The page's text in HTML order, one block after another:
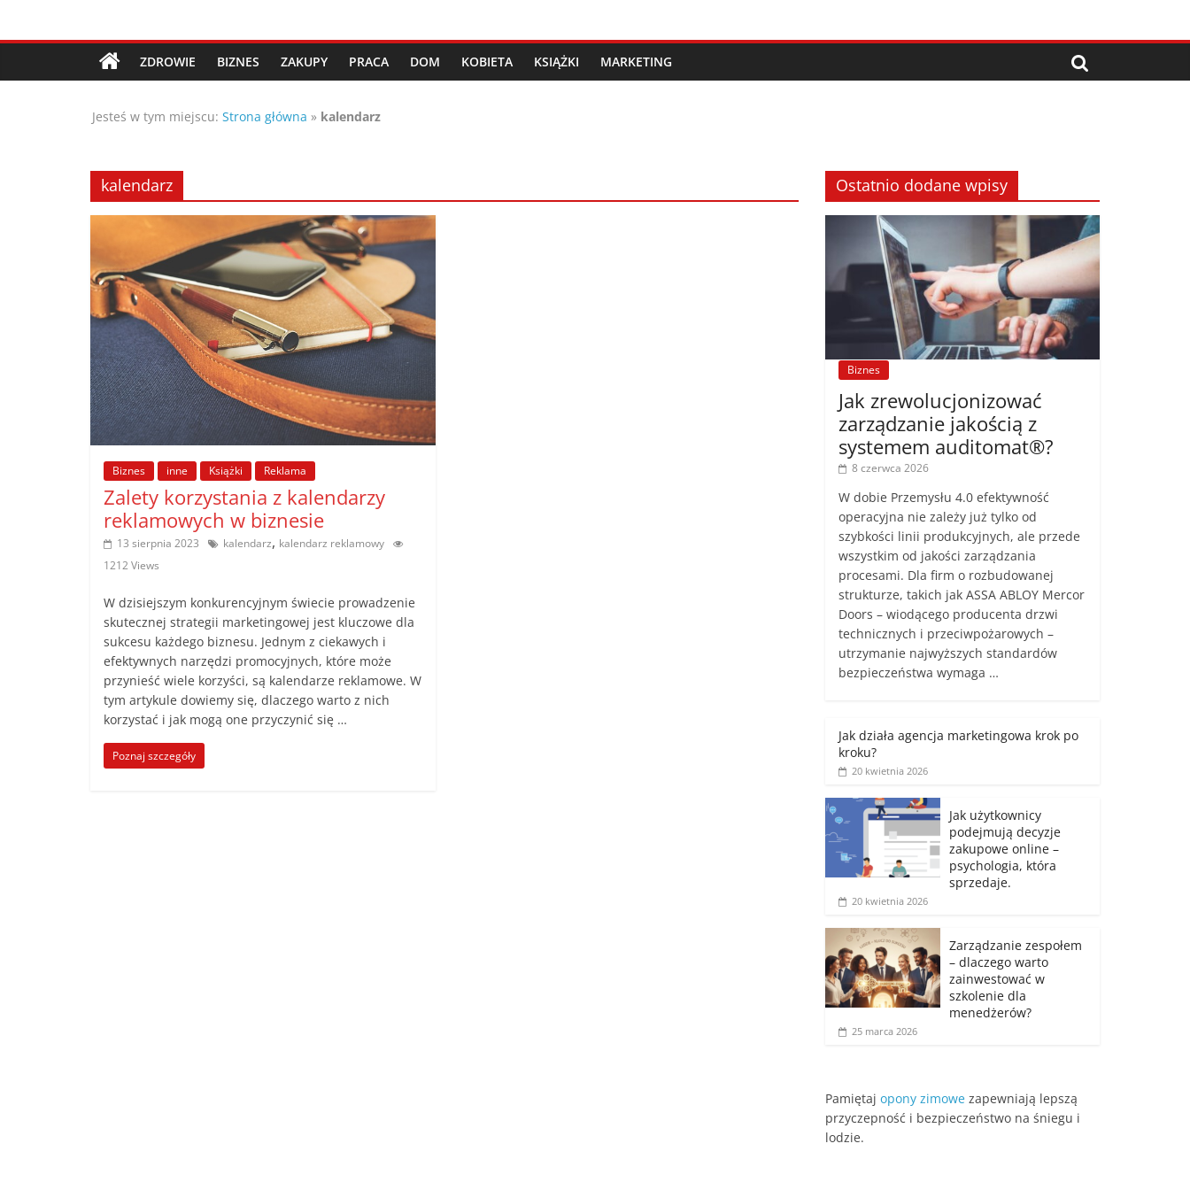
Porady,
wskazówki
oraz
ciekawe
rady
–
poznaj
te
poradniki.
Porady
praktyczne
porady
wskazówki
poradniki
na
każdy
temat
ZDROWIE BIZNES ZAKUPY PRACA DOM KOBIETA KSIĄŻKI MARKETING
Jesteś w tym miejscu: Strona główna » kalendarz
kalendarz
Biznes inne Książki Reklama
Zalety korzystania z kalendarzy
reklamowych w biznesie
13 sierpnia 2023 kalendarz, kalendarz reklamowy
1212 Views
W dzisiejszym konkurencyjnym świecie prowadzenie
skutecznej strategii marketingowej jest kluczowe dla
sukcesu każdego biznesu. Jednym z ciekawych i
efektywnych narzędzi promocyjnych, które może
przynieść wiele korzyści, są kalendarze reklamowe. W
tym artykule dowiemy się, dlaczego warto z nich
korzystać i jak mogą one przyczynić się …
Poznaj szczegóły
Ostatnio dodane wpisy
Biznes
Jak zrewolucjonizować
zarządzanie jakością z
systemem auditomat®?
8 czerwca 2026
W dobie Przemysłu 4.0 efektywność
operacyjna nie zależy już tylko od
szybkości linii produkcyjnych, ale przede
wszystkim od jakości zarządzania
procesami. Dla firm o rozbudowanej
strukturze, takich jak ASSA ABLOY Mercor
Doors – wiodącego producenta drzwi
technicznych i przeciwpożarowych –
utrzymanie najwyższych standardów
bezpieczeństwa wymaga …
Jak działa agencja marketingowa krok po
kroku?
20 kwietnia 2026
Jak użytkownicy
podejmują decyzje
zakupowe online –
psychologia, która
sprzedaje.
20 kwietnia 2026
Zarządzanie zespołem
– dlaczego warto
zainwestować w
szkolenie dla
menedżerów?
25 marca 2026
Pamiętaj opony zimowe zapewniają lepszą
przyczepność i bezpieczeństwo na śniegu i
lodzie.